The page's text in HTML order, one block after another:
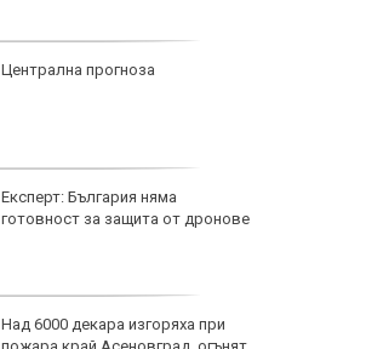
Централна прогноза
Експерт: България няма
готовност за защита от дронове
Над 6000 декара изгоряха при